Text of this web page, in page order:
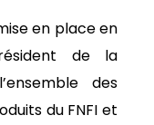
en place en
de la
des
du FNFI et